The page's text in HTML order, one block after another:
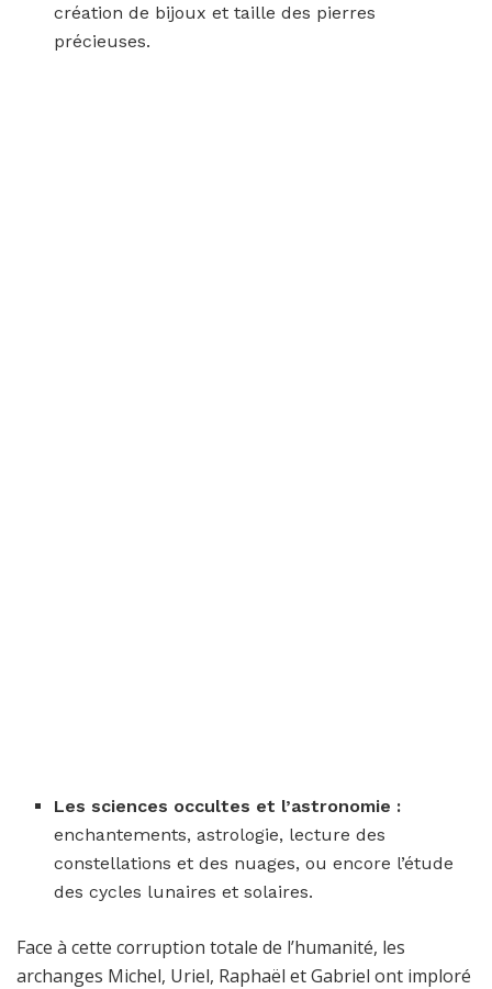
création de bijoux et taille des pierres
précieuses.
Les sciences occultes et l’astronomie :
enchantements, astrologie, lecture des
constellations et des nuages, ou encore l’étude
des cycles lunaires et solaires.
Face à cette corruption totale de l’humanité, les
archanges Michel, Uriel, Raphaël et Gabriel ont imploré